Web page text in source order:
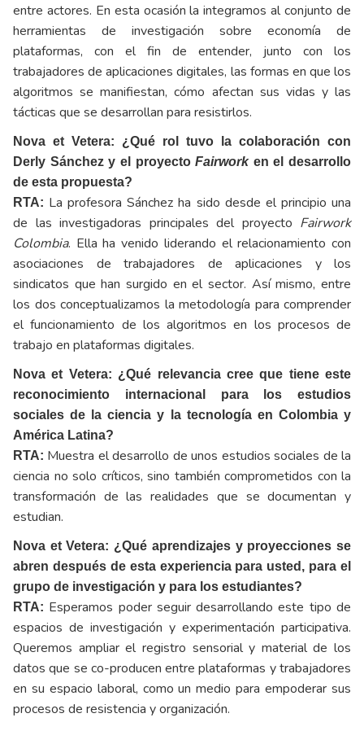
entre actores. En esta ocasión la integramos al conjunto de
herramientas de investigación sobre economía de
plataformas, con el fin de entender, junto con los
trabajadores de aplicaciones digitales, las formas en que los
algoritmos se manifiestan, cómo afectan sus vidas y las
tácticas que se desarrollan para resistirlos.
Nova et Vetera: ¿Qué rol tuvo la colaboración con
Derly Sánchez y el proyectoFairworken el desarrollo
de esta propuesta?
RTA: La profesora Sánchez ha sido desde el principio una
de las investigadoras principales del proyecto Fairwork
Colombia. Ella ha venido liderando el relacionamiento con
asociaciones de trabajadores de aplicaciones y los
sindicatos que han surgido en el sector. Así mismo, entre
los dos conceptualizamos la metodología para comprender
el funcionamiento de los algoritmos en los procesos de
trabajo en plataformas digitales.
Nova et Vetera: ¿Qué relevancia cree que tiene este
reconocimiento internacional para los estudios
sociales de la ciencia y la tecnología en Colombia y
América Latina?
RTA: Muestra el desarrollo de unos estudios sociales de la
ciencia no solo críticos, sino también comprometidos con la
transformación de las realidades que se documentan y
estudian.
Nova et Vetera: ¿Qué aprendizajes y proyecciones se
abren después de esta experiencia para usted, para el
grupo de investigación y para los estudiantes?
RTA: Esperamos poder seguir desarrollando este tipo de
espacios de investigación y experimentación participativa.
Queremos ampliar el registro sensorial y material de los
datos que se co-producen entre plataformas y trabajadores
en su espacio laboral, como un medio para empoderar sus
procesos de resistencia y organización.